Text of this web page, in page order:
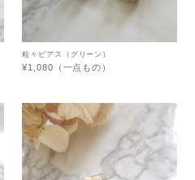
粒々ピアス（グリーン）
¥1,080（一点もの）